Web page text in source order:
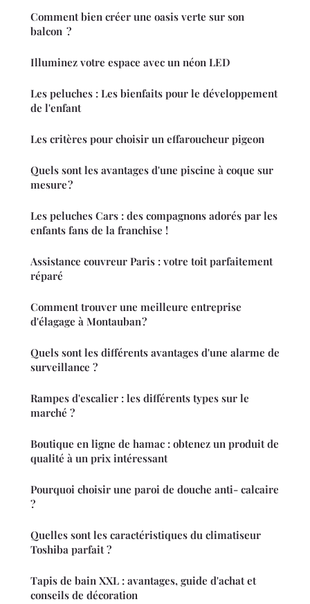
Comment bien créer une oasis verte sur son
balcon ?
Illuminez votre espace avec un néon LED
Les peluches : Les bienfaits pour le développement
de l'enfant
Les critères pour choisir un effaroucheur pigeon
Quels sont les avantages d'une piscine à coque sur
mesure ?
Les peluches Cars : des compagnons adorés par les
enfants fans de la franchise !
Assistance couvreur Paris : votre toit parfaitement
réparé
Comment trouver une meilleure entreprise
d'élagage à Montauban ?
Quels sont les différents avantages d'une alarme de
surveillance ?
Rampes d'escalier : les différents types sur le
marché ?
Boutique en ligne de hamac : obtenez un produit de
qualité à un prix intéressant
Pourquoi choisir une paroi de douche anti- calcaire
?
Quelles sont les caractéristiques du climatiseur
Toshiba parfait ?
Tapis de bain XXL : avantages, guide d'achat et
conseils de décoration